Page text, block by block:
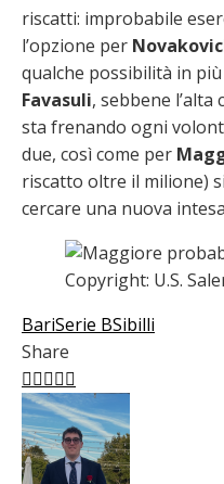
riscatti: improbabile
l’opzione per
qualche possibilità in
Favasuli, sebbene
sta frenando ogni
due, così come per
riscatto oltre il milione)
cercare una nuova
Copyright: U.S.
BariSerie BSibilli
Share
Facebook
Twitter
LinkedIn
Pinterest
Stumbleupon